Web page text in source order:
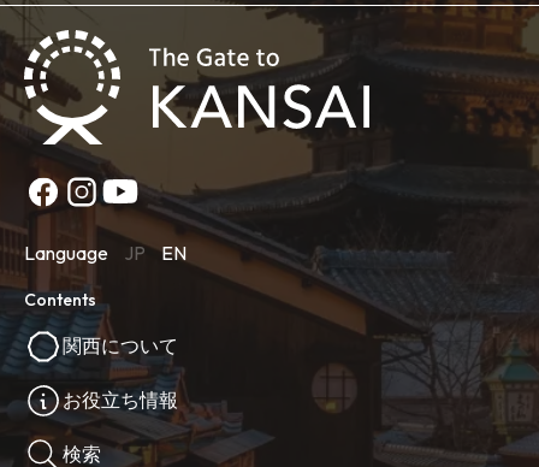
Language JP EN
Contents
関西について
お役立ち情報
検索